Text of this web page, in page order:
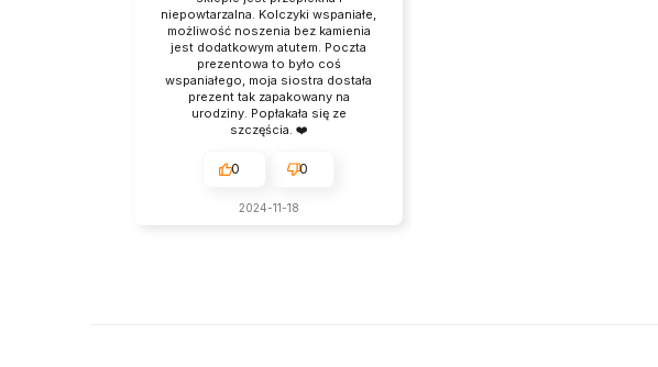
niepowtarzalna. Kolczyki wspaniałe,
możliwość noszenia bez kamienia
jest dodatkowym atutem. Poczta
prezentowa to było coś
wspaniałego, moja siostra dostała
prezent tak zapakowany na
urodziny. Popłakała się ze
szczęścia. ❤️
0 0
2024-11-18